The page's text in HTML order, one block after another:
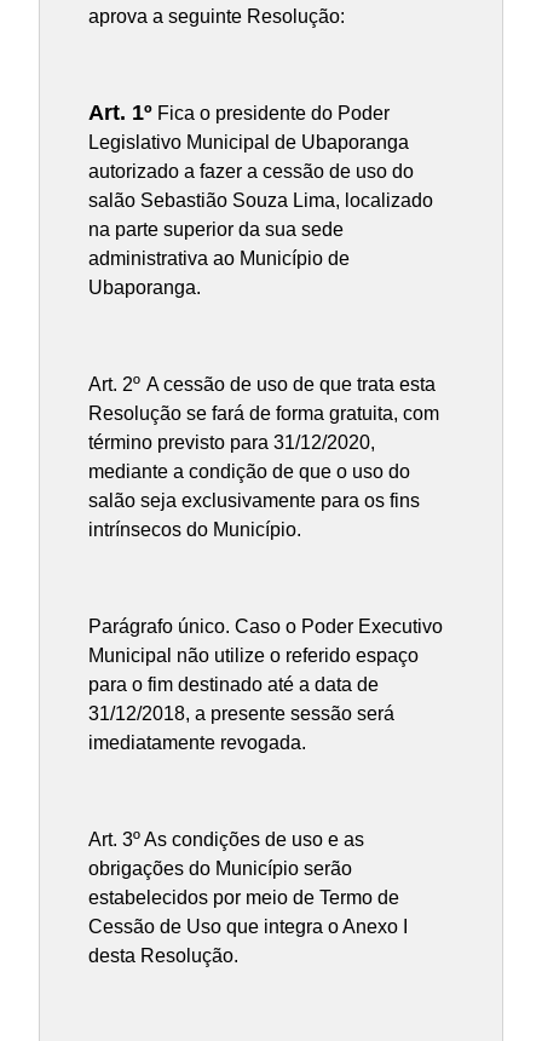
aprova a seguinte Resolução:
Art. 1º Fica o presidente do Poder
Legislativo Municipal de Ubaporanga
autorizado a fazer a cessão de uso do
salão Sebastião Souza Lima, localizado
na parte superior da sua sede
administrativa ao Município de
Ubaporanga.
Art. 2º A cessão de uso de que trata esta
Resolução se fará de forma gratuita, com
término previsto para 31/12/2020,
mediante a condição de que o uso do
salão seja exclusivamente para os fins
intrínsecos do Município.
Parágrafo único. Caso o Poder Executivo
Municipal não utilize o referido espaço
para o fim destinado até a data de
31/12/2018, a presente sessão será
imediatamente revogada.
Art. 3º As condições de uso e as
obrigações do Município serão
estabelecidos por meio de Termo de
Cessão de Uso que integra o Anexo I
desta Resolução.